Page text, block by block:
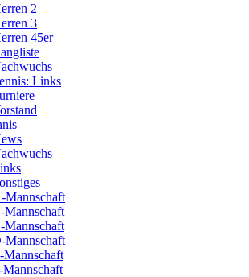
2
3
45er
Links
Mannschaft
Mannschaft
Mannschaft
Mannschaft
Mannschaft
Mannschaft